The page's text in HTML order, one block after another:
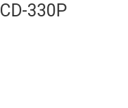
330Р